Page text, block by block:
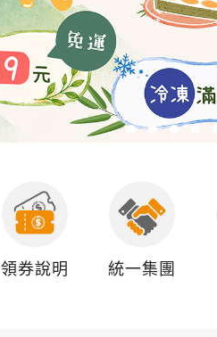
領券說明 統一集團